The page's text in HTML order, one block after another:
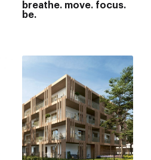
breathe. move. focus.
be.